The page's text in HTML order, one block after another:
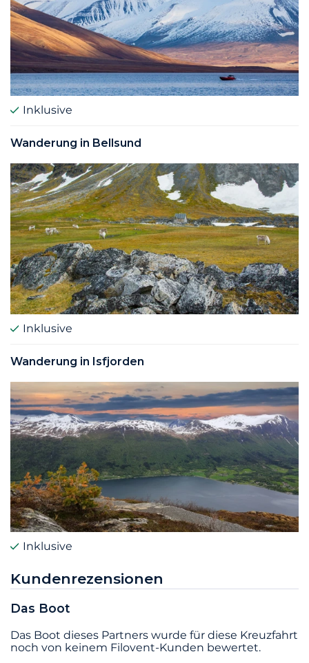
Inklusive
Wanderung in Bellsund
Inklusive
Wanderung in Isfjorden
Inklusive
Kundenrezensionen
Das Boot
Das Boot dieses Partners wurde für diese Kreuzfahrt
noch von keinem Filovent-Kunden bewertet.